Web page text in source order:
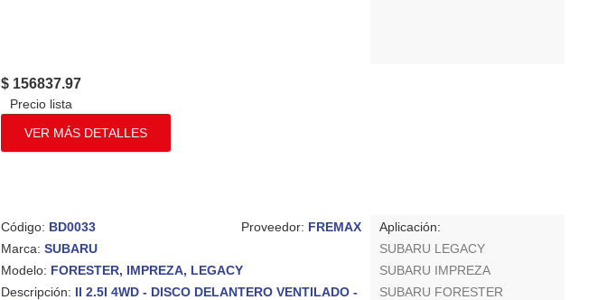
$ 156837.97
VER MÁS DETALLES
Código: BD0033 Proveedor: FREMAX
Marca:SUBARU
Modelo: FORESTER, IMPREZA, LEGACY
Descripción: II 2.5I 4WD - DISCO DELANTERO VENTILADO -
Aplicación:
SUBARU LEGACY
SUBARU IMPREZA
SUBARU FORESTER